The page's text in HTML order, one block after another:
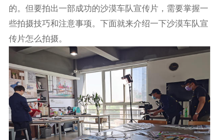
的。但要拍出一部成功的沙漠车队宣传片，需要掌握一
些拍摄技巧和注意事项。下面就来介绍一下沙漠车队宣
传片怎么拍摄。